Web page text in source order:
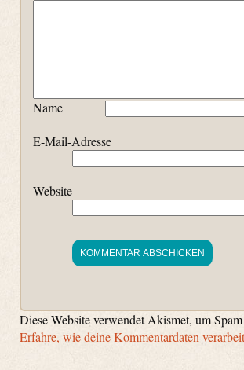
Name
E-Mail-Adresse
Website
Diese Website verwendet Akismet, um
Erfahre, wie deine Kommentardaten